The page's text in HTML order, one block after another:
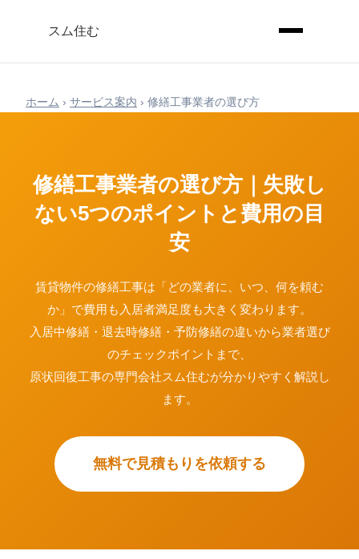
スム住む
ホーム › サービス案内 › 修繕工事業者の選び方
修繕工事業者の選び方｜失敗し
ない5つのポイントと費用の目
安
賃貸物件の修繕工事は「どの業者に、いつ、何を頼む
か」で費用も入居者満足度も大きく変わります。
入居中修繕・退去時修繕・予防修繕の違いから業者選び
のチェックポイントまで、
原状回復工事の専門会社スム住むが分かりやすく解説し
ます。
無料で見積もりを依頼する